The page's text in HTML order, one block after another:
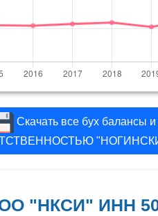
Скачать все бух балансы и
"НКСИ" ИНН